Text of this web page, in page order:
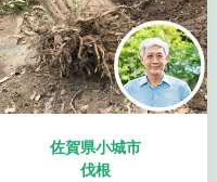
佐賀県小城市
伐根